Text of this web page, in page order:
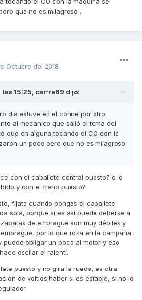
tocando el CO con la máquina se
que no es milagroso .
Octubre del 2018
las 15:25, carfre69 dijo:
dia estuve en el conce por otro
al mecanico que salió el tema del
que en alguna tocando el CO con la
un poco pero que no es milagroso
con el caballete central puesto? o lo
y con el freno puesto?
fíjate cuando pongas el caballete
sola, porque si es así puede deberse a
de embrague son muy débiles y
por lo que roza en la campana
puede obligar un poco al motor y eso
oscilar el ralentí.
puesto y no gira la rueda, es otra
de voltios haber si es estable, si no lo